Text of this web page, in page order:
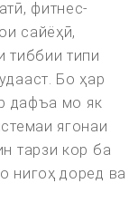
фитнес-
сайёҳӣ,
тиббии типи
Бо ҳар
дафъа мо як
ягонаи
тарзи кор ба
нигоҳ доред ва